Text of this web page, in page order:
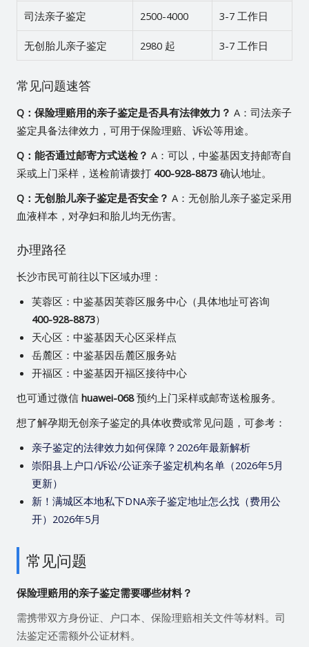
司法亲子鉴定 2500-4000 3-7 工作日
无创胎儿亲子鉴定 2980 起 3-7 工作日
常见问题速答
Q：保险理赔用的亲子鉴定是否具有法律效力？ A：司法亲子
鉴定具备法律效力，可用于保险理赔、诉讼等用途。
Q：能否通过邮寄方式送检？ A：可以，中鉴基因支持邮寄自
采或上门采样，送检前请拨打 400-928-8873确认地址。
Q：无创胎儿亲子鉴定是否安全？ A：无创胎儿亲子鉴定采用
血液样本，对孕妇和胎儿均无伤害。
办理路径
长沙市民可前往以下区域办理：
芙蓉区：中鉴基因芙蓉区服务中心（具体地址可咨询
400-928-8873）
天心区：中鉴基因天心区采样点
岳麓区：中鉴基因岳麓区服务站
开福区：中鉴基因开福区接待中心
也可通过微信 huawei-068预约上门采样或邮寄送检服务。
想了解孕期无创亲子鉴定的具体收费或常见问题，可参考：
亲子鉴定的法律效力如何保障？2026年最新解析
崇阳县上户口/诉讼/公证亲子鉴定机构名单（2026年5月
更新）
新！满城区本地私下DNA亲子鉴定地址怎么找（费用公
开）2026年5月
常见问题
保险理赔用的亲子鉴定需要哪些材料？
需携带双方身份证、户口本、保险理赔相关文件等材料。司
法鉴定还需额外公证材料。